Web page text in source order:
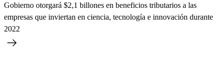
Gobierno otorgará $2,1 billones en beneficios tributarios a las
empresas que inviertan en ciencia, tecnología e innovación durante
2022